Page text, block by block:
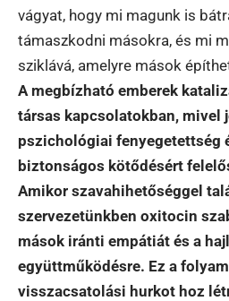
vágyat, hogy mi magunk is
támaszkodni másokra, és mi
sziklává, amelyre mások
A megbízható emberek
társas kapcsolatokban, mivel
pszichológiai fenyegetettség
biztonságos kötődésért
Amikor szavahihetőséggel
szervezetünkben oxitocin
mások iránti empátiát és a
együttműködésre. Ez a
visszacsatolási hurkot hoz